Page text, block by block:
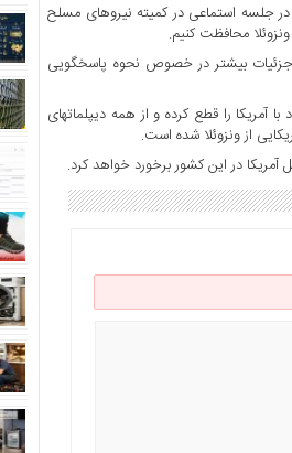
در جلسه استماعی در کمیته نیروهای مسلح
محافظت کنیم.
جزئیات بیشتر در خصوص نحوه پاسخگویی
آمریکا را قطع کرده و از همه دیپلماتهای
از ونزوئلا شده است.
آمریکا در این کشور برخورد خواهد کرد.